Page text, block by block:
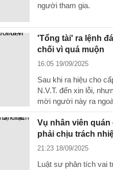
người tham gia.
'Tổng tài' ra lệnh
chối vì quá muộn
16:05 19/09/2025
Sau khi ra hiệu cho
N.V.T. đến xin lỗi,
mời người này ra
Vụ nhân viên
phải chịu trách
21:23 18/09/2025
Luật sư phân tích vai